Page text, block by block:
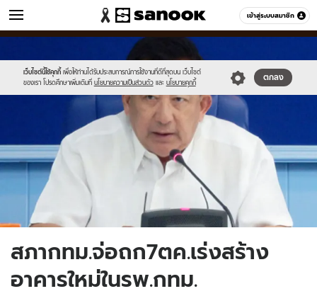
เข้าสู่ระบบสมาชิก
ข่าว หมวดอื่นๆ
เว็บไซต์นี้ใช้คุกกี้ เพื่อให้ท่านได้รับประสบการณ์การใช้งานที่ดีที่สุดบน เว็บไซต์
ของเรา โปรดศึกษาเพิ่มเติมที่ นโยบายความเป็นส่วนตัว และ นโยบายคุกกี้
ตกลง
//s.isanook.com/sr/0/images/logo-
new-
sanook.png
//s.isanook.com/ns/0/ud/375/1877094/650396-
01.jpg
สภากทม.จ่อถก7ตค.เร่งสร้าง
อาคารใหม่ในรพ.กทม.